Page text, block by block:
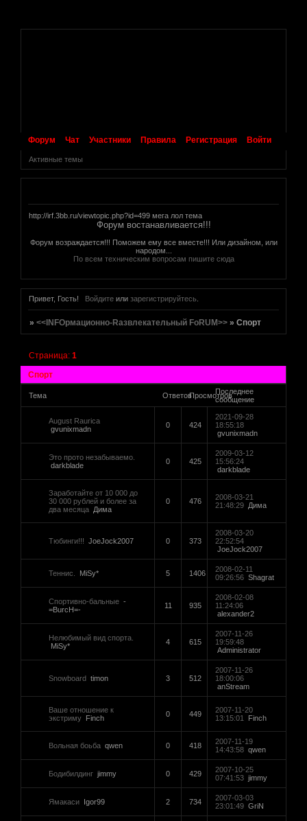
Форум Чат Участники Правила Регистрация Войти
Активные темы
http://irf.3bb.ru/viewtopic.php?id=499 мега лол тема
Форум востанавливается!!!
Форум возраждается!!! Поможем ему все вместе!!! Или дизайном, или
народом...
По всем техническим вопросам пишите сюда
Привет, Гость! Войдитеили зарегистрируйтесь.
»<<INFOрмационно-Rазвлекательный FoRUM>> »Спорт
Спорт
Страница:1
Тема ОтветовПросмотровПоследнее
сообщение
August Raurica
gvunixmadn
0 424
2021-09-28
18:55:18
gvunixmadn
Это прото незабываемо.
darkblade
0 425
2009-03-12
15:56:24
darkblade
Заработайте от 10 000 до
30 000 рублей и более за
два месяца Дима
0 476
2008-03-21
21:48:29 Дима
Тюбинги!!! JoeJock2007 0 373
2008-03-20
22:52:54
JoeJock2007
Теннис. MiSy* 5 1406
2008-02-11
09:26:56 Shagrat
Спортивно-бальные -
=BurcH=-
11 935
2008-02-08
11:24:06
alexander2
Нелюбимый вид спорта.
MiSy*
4 615
2007-11-26
19:59:48
Administrator
Snowboard timon 3 512
2007-11-26
18:00:06
anStream
Ваше отношение к
экстриму Finch 0 449
2007-11-20
13:15:01
Finch
Вольная боьба qwen 0 418
2007-11-19
14:43:58 qwen
Бодибилдинг jimmy 0 429
2007-10-25
07:41:53 jimmy
Ямакаси Igor99 2 734
2007-03-03
23:01:49 GriN